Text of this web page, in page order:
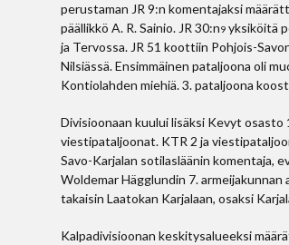
perustaman JR 9:n komentajaksi
päällikkö A. R. Sainio. JR 30:n9 yksiköitä
ja Tervossa. JR 51 koottiin Pohjois-
Nilsiässä. Ensimmäinen pataljoona oli
Kontiolahden miehiä. 3. pataljoona
Divisioonaan kuului lisäksi Kevyt
viestipataljoonat. KTR 2 ja
Savo-Karjalan sotilasläänin komentaja,
Woldemar Hägglundin 7.
takaisin Laatokan Karjalaan, osaksi
Kalpadivisioonan keskitysalueeksi